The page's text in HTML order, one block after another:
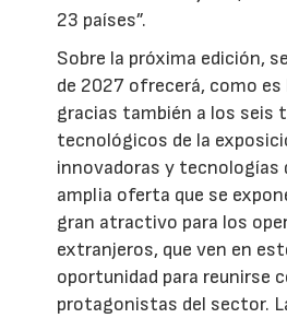
23 países”.
Sobre la próxima edición,
de 2027 ofrecerá, como
gracias también a los seis
tecnológicos de la
innovadoras y tecnologías
amplia oferta que se
gran atractivo para los
extranjeros, que ven en
oportunidad para reunirse
protagonistas del sector.